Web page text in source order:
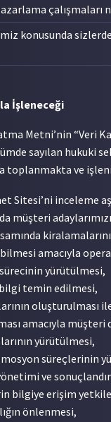
konusunda
İşleneceği
Metni’nin “Veri
sayılan
toplanmakta ve
Sitesi’ni inceleme
müşteri
amacıyla
yürütülmesi,
temin edilmesi,
oluşturulması
amacıyla
yürütülmesi,
süreçlerinin
ve
bilgiye erişim
önlenmesi,